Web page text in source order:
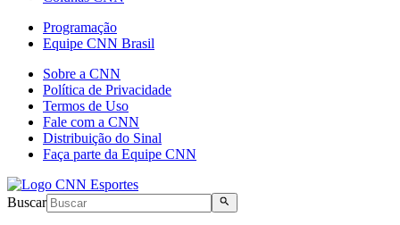
Programação
Equipe CNN Brasil
Sobre a CNN
Política de Privacidade
Termos de Uso
Fale com a CNN
Distribuição do Sinal
Faça parte da Equipe CNN
Buscar